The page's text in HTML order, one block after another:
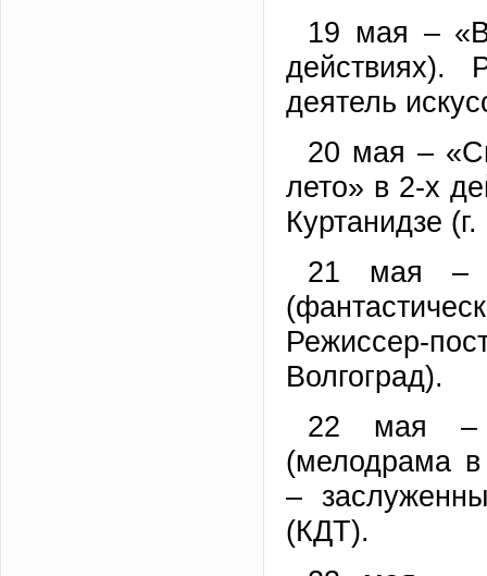
19 мая –
действиях).
деятель
20 мая –
лето» в 2-х
Куртанидзе
21 мая –
Режиссер-
Волгоград).
22 мая –
(мелодрама в
–
(КДТ).